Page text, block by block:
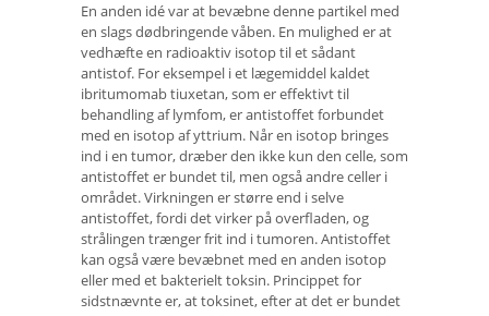
En anden idé var at bevæbne denne partikel med
en slags dødbringende våben. En mulighed er at
vedhæfte en radioaktiv isotop til et sådant
antistof. For eksempel i et lægemiddel kaldet
ibritumomab tiuxetan, som er effektivt til
behandling af lymfom, er antistoffet forbundet
med en isotop af yttrium. Når en isotop bringes
ind i en tumor, dræber den ikke kun den celle, som
antistoffet er bundet til, men også andre celler i
området. Virkningen er større end i selve
antistoffet, fordi det virker på overfladen, og
strålingen trænger frit ind i tumoren. Antistoffet
kan også være bevæbnet med en anden isotop
eller med et bakterielt toksin. Princippet for
sidstnævnte er, at toksinet, efter at det er bundet